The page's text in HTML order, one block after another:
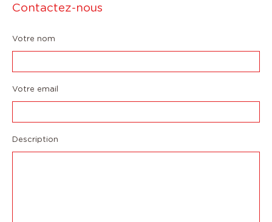
Contactez-nous
Votre nom
Votre email
Description